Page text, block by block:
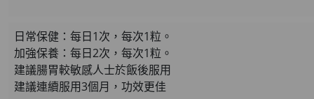
日常保健：每日1次，每次1粒。
加強保養：每日2次，每次1粒。
建議腸胃較敏感人士於飯後服用
建議連續服用3個月，功效更佳